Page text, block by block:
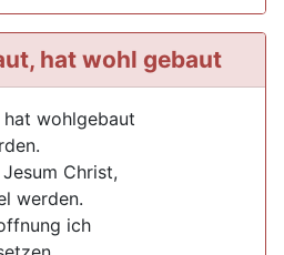
hat wohl gebaut
wohlgebaut
Christ,
werden.
ich